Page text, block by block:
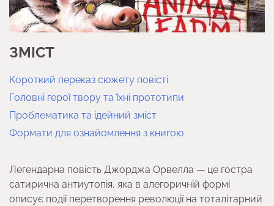
ЗМІСТ
Короткий переказ сюжету повісті
Головні герої твору та їхні прототипи
Проблематика та ідейний зміст
Формати для ознайомлення з книгою
Легендарна повість Джорджа Орвелла — це гостра
сатирична антиутопія, яка в алегоричній формі
описує події перетворення революції на тоталітарний